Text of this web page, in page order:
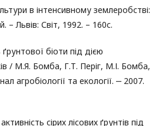
в інтенсивному землеробстві:
– Львів: Світ, 1992. – 160с.
біоти під дією
/ М.Я. Бомба, Г.Т. Періг, М.І. Бомба,
агробіології та екології. ‒ 2007.
сірих лісових ґрунтів під